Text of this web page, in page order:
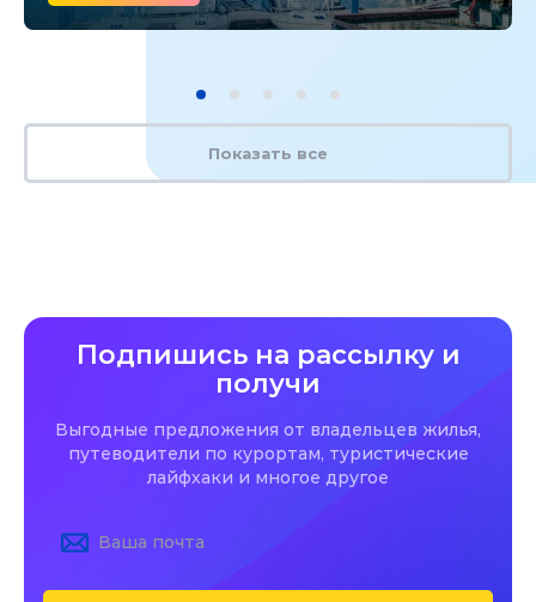
Показать все
Подпишись на рассылку и
получи
Выгодные предложения от владельцев жилья,
путеводители по курортам, туристические
лайфхаки и многое другое